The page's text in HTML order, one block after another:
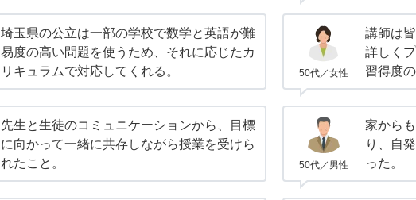
埼玉県の公立は一部の学校で数学と英語が難
易度の高い問題を使うため、それに応じたカ
リキュラムで対応してくれる。
50代／女性
講師は
詳しく
習得度
先生と生徒のコミュニケーションから、目標
に向かって一緒に共存しながら授業を受けら
れたこと。
50代／男性
家から
り、自
った。